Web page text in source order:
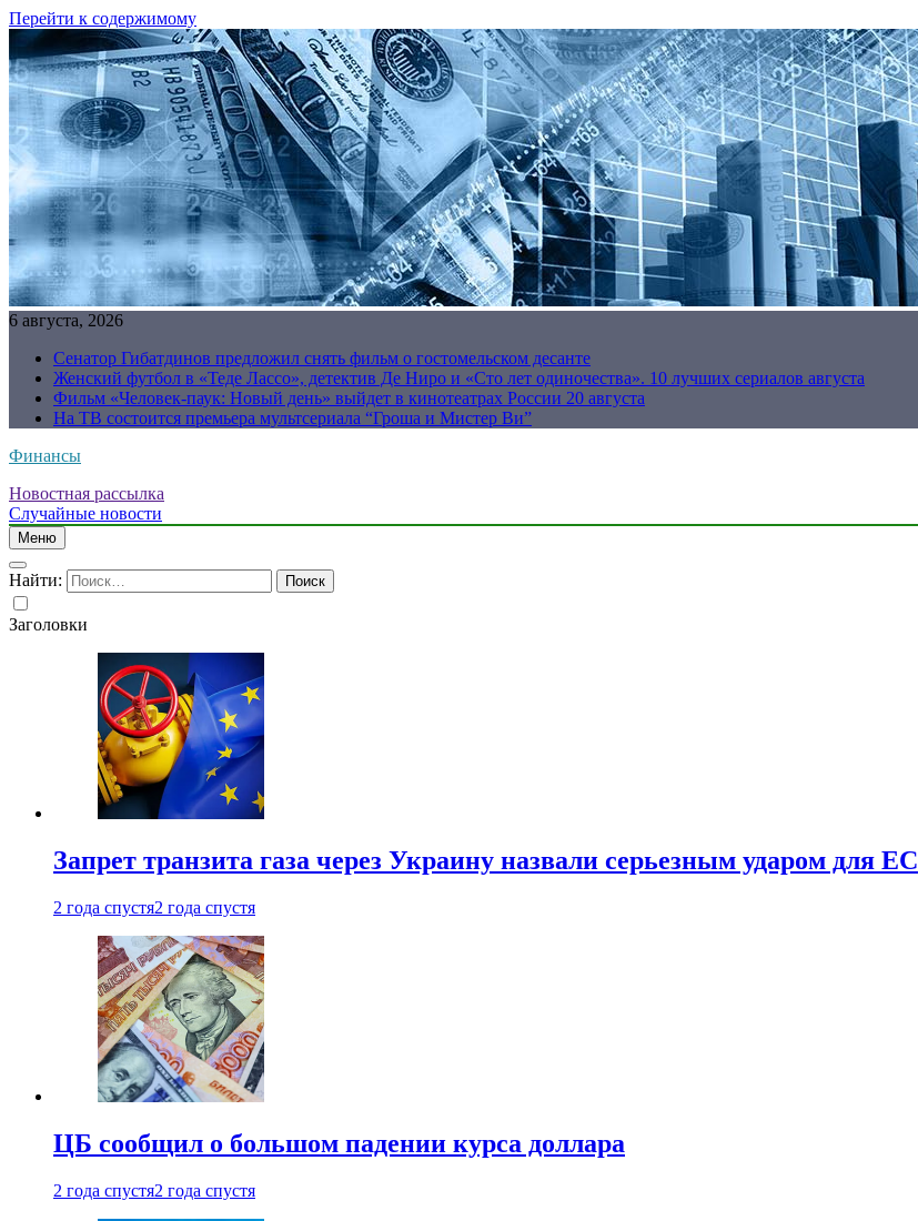
Перейти к содержимому
6 августа, 2026
Сенатор Гибатдинов предложил снять фильм о гостомельском десанте
Женский футбол в «Теде Лассо», детектив Де Ниро и «Сто лет одиночества». 10 лучших сериалов августа
Фильм «Человек-паук: Новый день» выйдет в кинотеатрах России 20 августа
На ТВ состоится премьера мультсериала “Гроша и Мистер Ви”
Финансы
Новостная рассылка
Случайные новости
Меню
Найти:
Заголовки
Запрет транзита газа через Украину назвали серьезным ударом для ЕС
2 года спустя2 года спустя
ЦБ сообщил о большом падении курса доллара
2 года спустя2 года спустя